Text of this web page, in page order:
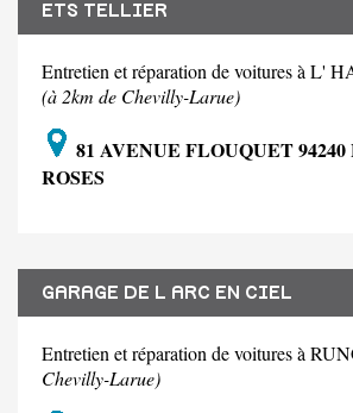
ETS TELLIER
Entretien et réparation de voitures à L'
(à 2km de Chevilly-Larue)
81 AVENUE FLOUQUET
ROSES
GARAGE DE L ARC EN CIEL
Entretien et réparation de voitures à
Chevilly-Larue)